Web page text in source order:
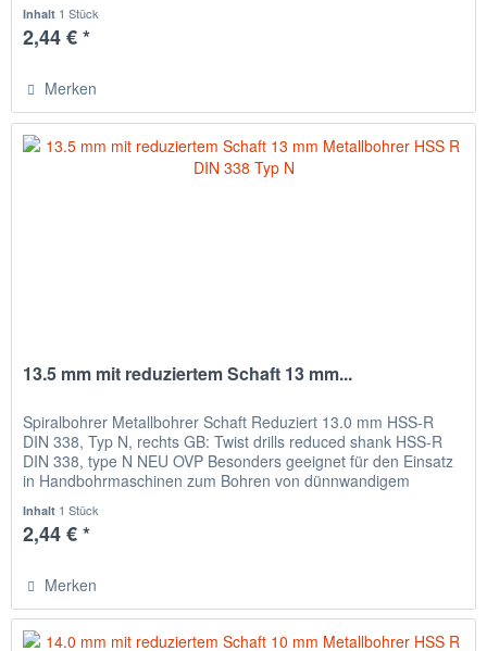
Inhalt 1 Stück
2,44 € *
Merken
13.5 mm mit reduziertem Schaft 13 mm...
Spiralbohrer Metallbohrer Schaft Reduziert 13.0 mm HSS-R
DIN 338, Typ N, rechts GB: Twist drills reduced shank HSS-R
DIN 338, type N NEU OVP Besonders geeignet für den Einsatz
in Handbohrmaschinen zum Bohren von dünnwandigem
Inhalt 1 Stück
2,44 € *
Merken